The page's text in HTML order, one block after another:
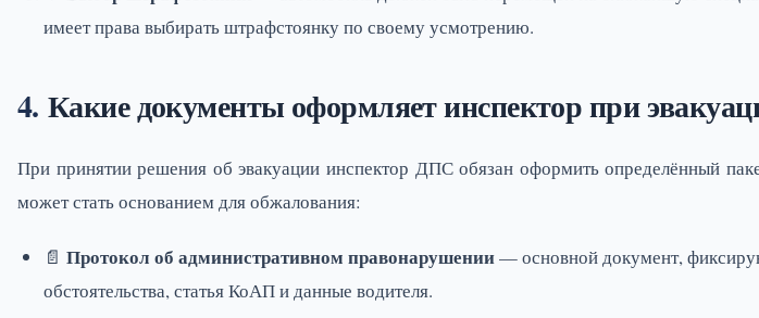
имеет права выбирать штрафстоянку по своему усмотрению.
Какие документы оформляет инспектор при
При принятии решения об эвакуации инспектор ДПС обязан оформить определённый
может стать основанием для обжалования:
📄 Протокол об административном правонарушении— основной документ,
обстоятельства, статья КоАП и данные водителя.